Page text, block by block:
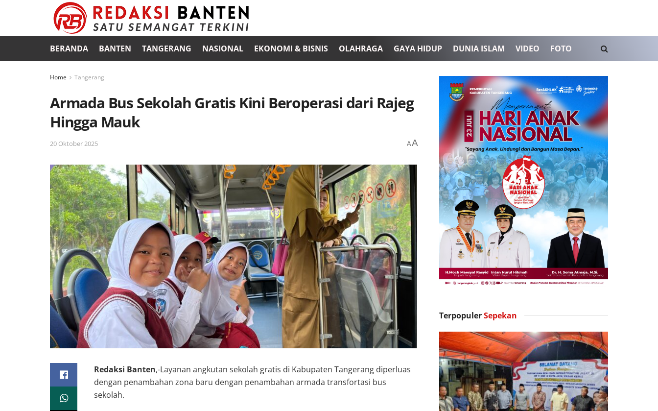
BERANDA BANTEN TANGERANG NASIONAL EKONOMI & BISNIS OLAHRAGA GAYA HIDUP DUNIA ISLAM VIDEO FOTO
Home Tangerang
Armada Bus Sekolah Gratis Kini Beroperasi dari Rajeg
Hingga Mauk
20 Oktober 2025 AA
Redaksi Banten,-Layanan angkutan sekolah gratis di Kabupaten Tangerang diperluas
dengan penambahan zona baru dengan penambahan armada transfortasi bus
sekolah.
TerpopulerSepekan